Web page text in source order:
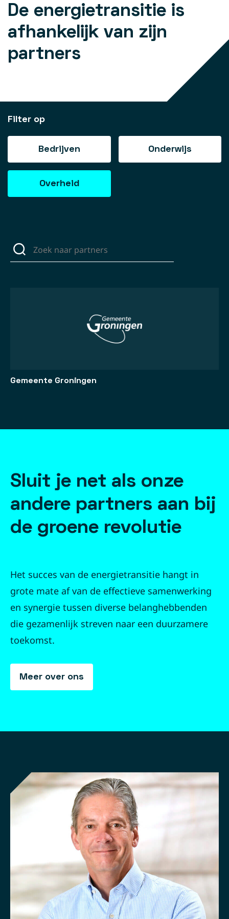
De energietransitie is
afhankelijk van zijn
partners
Filter op
Bedrijven Onderwijs
Overheid
Gemeente Groningen
Sluit je net als onze
andere partners aan bij
de groene revolutie
Het succes van de energietransitie hangt in
grote mate af van de effectieve samenwerking
en synergie tussen diverse belanghebbenden
die gezamenlijk streven naar een duurzamere
toekomst.
Meer over ons